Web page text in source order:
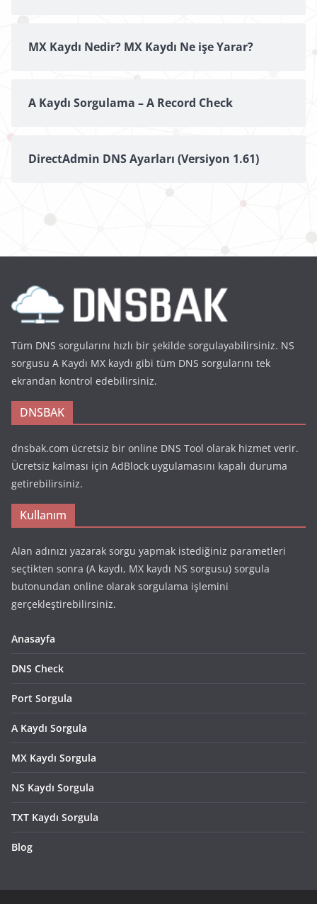
MX Kaydı Nedir? MX Kaydı Ne işe Yarar?
A Kaydı Sorgulama – A Record Check
DirectAdmin DNS Ayarları (Versiyon 1.61)
Tüm DNS sorgularını hızlı bir şekilde sorgulayabilirsiniz. NS
sorgusu A Kaydı MX kaydı gibi tüm DNS sorgularını tek
ekrandan kontrol edebilirsiniz.
DNSBAK
dnsbak.com ücretsiz bir online DNS Tool olarak hizmet verir.
Ücretsiz kalması için AdBlock uygulamasını kapalı duruma
getirebilirsiniz.
Kullanım
Alan adınızı yazarak sorgu yapmak istediğiniz parametleri
seçtikten sonra (A kaydı, MX kaydı NS sorgusu) sorgula
butonundan online olarak sorgulama işlemini
gerçekleştirebilirsiniz.
Anasayfa
DNS Check
Port Sorgula
A Kaydı Sorgula
MX Kaydı Sorgula
NS Kaydı Sorgula
TXT Kaydı Sorgula
Blog